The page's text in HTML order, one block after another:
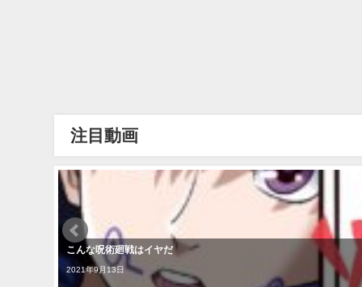
注目動画
こんな呪術廻戦はイヤだ
2021年9月13日